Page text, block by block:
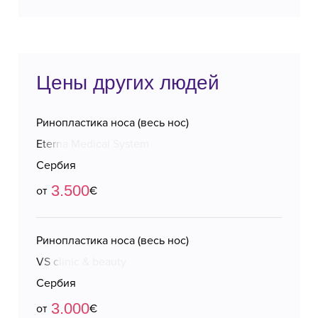
Цены других людей
Ринопластика носа (весь нос)
Eterna Medical System
Сербия
от 3.500€
Ринопластика носа (весь нос)
VS clinic & beauty
Сербия
от 3.000€